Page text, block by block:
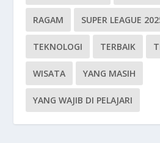
RAGAM SUPER LEAGUE
TEKNOLOGI TERBAIK
WISATA YANG MASIH
YANG WAJIB DI PELAJARI